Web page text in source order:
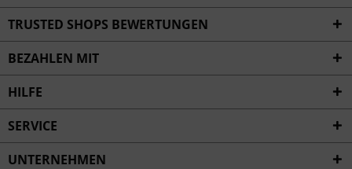
TRUSTED SHOPS BEWERTUNGEN
BEZAHLEN MIT
HILFE
SERVICE
UNTERNEHMEN
Service Inaktiv